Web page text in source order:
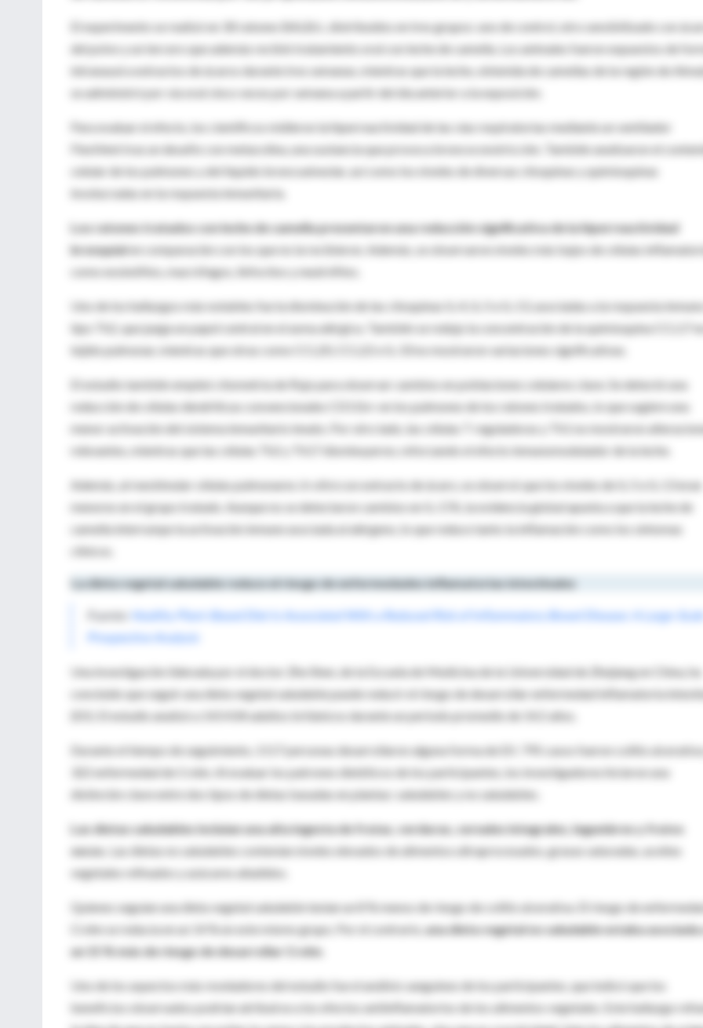
El experimento se realizó en 30 ratones BALB/c, distribuidos en tres grupos: uno de control, otro sensibilizado con
del polvo y un tercero que además recibió tratamiento oral con leche de camella. Los animales fueron expuestos de
intranasal a extractos de ácaros durante tres semanas, mientras que la leche, obtenida de camellas de la región de
se administró por vía oral cinco veces por semana a partir del día anterior a la exposición.
Para evaluar el efecto, los científicos midieron la hiperreactividad de las vías respiratorias mediante un ventilador
FlexiVent tras un desafío con metacolina, una sustancia que provoca broncoconstricción. También analizaron el
celular de los pulmones y del líquido broncoalveolar, así como los niveles de diversas citoquinas y quimioquinas
involucradas en la respuesta inmunitaria.
Los ratones tratados con leche de camella presentaron una reducción significativa de la hiperreactividad
bronquialen comparación con los que no la recibieron. Además, se observaron niveles más bajos de células
como eosinófilos, macrófagos, linfocitos y neutrófilos.
Uno de los hallazgos más notables fue la disminución de las citoquinas IL-4, IL-5 e IL-13, asociadas a la respuesta
tipo Th2, que juega un papel central en el asma alérgica. También se redujo la concentración de la quimioquina CCL17 en
tejido pulmonar, mientras que otras como CCL20, CCL22 e IL-33 no mostraron variaciones significativas.
El estudio también empleó citometría de flujo para observar cambios en poblaciones celulares clave. Se detectó una
reducción de células dendríticas convencionales CD11b+ en los pulmones de los ratones tratados, lo que sugiere una
menor activación del sistema inmunitario innato. Por otro lado, las células T reguladoras y Th1 no mostraron
relevantes, mientras que las células Th2 y Th17 disminuyeron, reforzando el efecto inmunomodulador de la leche.
Además, al reestimular células pulmonares in vitro
con extracto de ácaro, se observó que los niveles de IL-5 e IL-13 eran
menores en el grupo tratado. Aunque no se detectaron cambios en IL-17A, la evidencia global apunta a que la leche de
camella interrumpe la activación inmune asociada al alérgeno, lo que reduce tanto la inflamación como los síntomas
clínicos.
La dieta vegetal saludable reduce el riesgo de enfermedades inflamatorias intestinales
Fuente:
Healthy Plant-Based Diet Is Associated With a Reduced Risk of Inflammatory Bowel Disease: A Large-Scale
Prospective Analysis
Una investigación liderada por el doctor Zhe Shen, de la Escuela de Medicina de la Universidad de Zhejiang en China, ha
concluido que seguir una dieta vegetal saludable puede reducir el riesgo de desarrollar enfermedad inflamatoria
(EII). El estudio analizó a 143 434 adultos británicos durante un periodo promedio de 14,5 años.
Durante el tiempo de seguimiento, 1117 personas desarrollaron alguna forma de EII: 795 casos fueron colitis ulcerativa
322 enfermedad de Crohn. Al evaluar los patrones dietéticos de los participantes, los investigadores hicieron una
distinción clave entre dos tipos de dietas basadas en plantas: saludables y no saludables.
Las dietas saludables incluían una alta ingesta de frutas, verduras, cereales integrales, legumbres y frutos
secos.
Las dietas no saludables contenían niveles elevados de alimentos ultraprocesados, grasas saturadas, aceites
vegetales refinados y azúcares añadidos.
Quienes seguían una dieta vegetal saludable tenían un 8 % menos de riesgo de colitis ulcerativa. El riesgo de
Crohn se reducía en un 14 % en este mismo grupo. Por el contrario,una dieta vegetal no saludable estaba asociada
un 15 % más de riesgo de desarrollar Crohn
Uno de los aspectos más reveladores del estudio fue el análisis sanguíneo de los participantes, que indicó que los
beneficios observados podrían atribuirse a los efectos antiinflamatorios de los alimentos vegetales. Este hallazgo